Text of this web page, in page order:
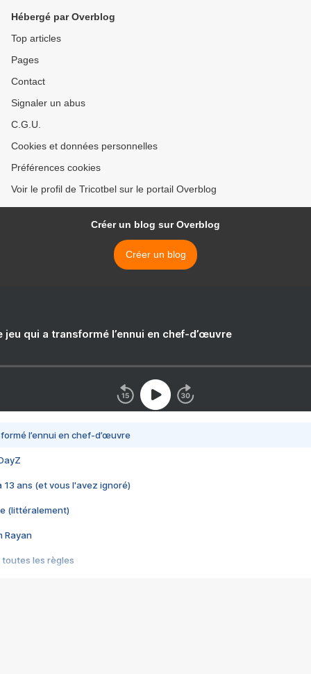
Hébergé par Overblog
Top articles
Pages
Contact
Signaler un abus
C.G.U.
Cookies et données personnelles
Préférences cookies
Voir le profil de Tricotbel sur le portail Overblog
Créer un blog sur Overblog
Créer un blog
jeu qui a transformé l’ennui en chef-d’œuvre
l’ennui en chef-d’œuvre
13 ans (et vous l'avez ignoré)
(littéralement)
Rayan
toutes les règles